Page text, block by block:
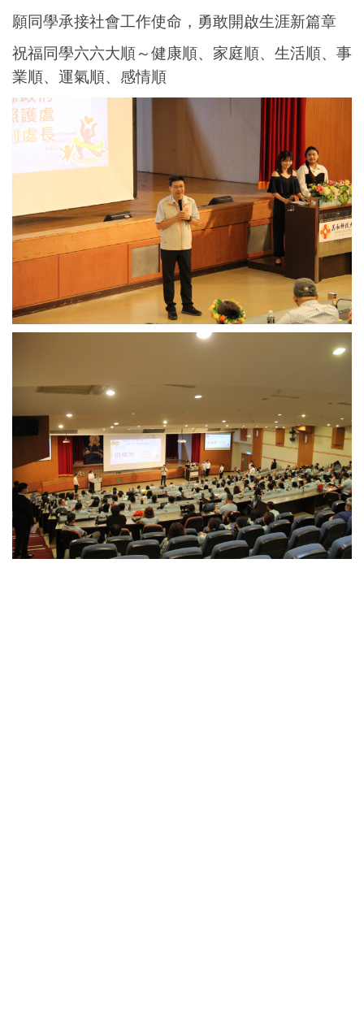
願同學承接社會工作使命，勇敢開啟生涯新篇章
祝福同學六六大順～健康順、家庭順、生活順、事
業順、運氣順、感情順